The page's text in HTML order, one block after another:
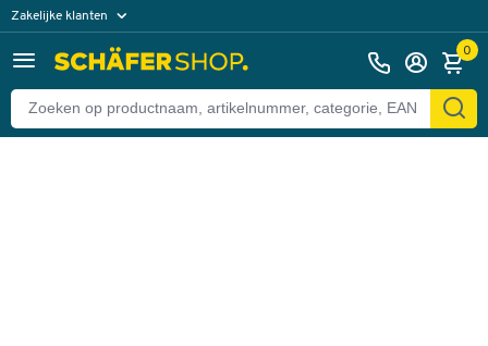
Zakelijke klanten
Particuliere klanten 0
Terug